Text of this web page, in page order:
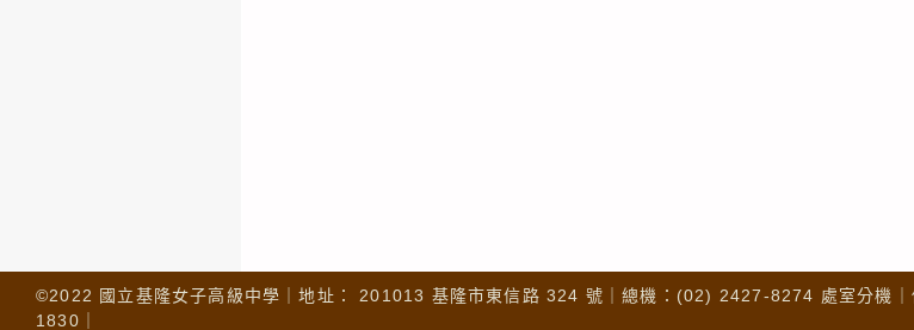
©2022 國立基隆女子高級中學｜地址： 201013 基隆市東信路 324 號｜總機：(02) 2427-8274 處室分機
1830｜